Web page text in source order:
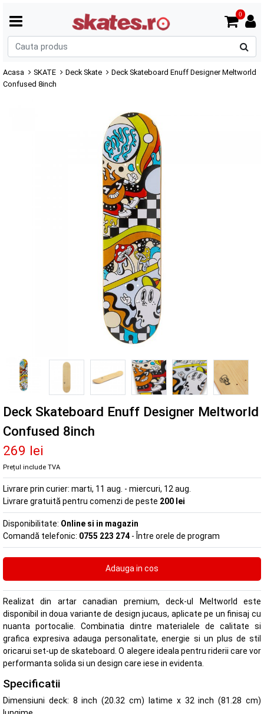
0
Acasa SKATE Deck Skate
Deck Skateboard Enuff Designer Meltworld
Confused 8inch
Deck Skateboard Enuff Designer Meltworld
Confused 8inch
269 lei
Prețul include TVA
Livrare prin curier: marti, 11 aug. - miercuri, 12 aug.
Livrare gratuită pentru comenzi de peste 200 lei
Disponibilitate: Online si in magazin
Comandă telefonic: 0755 223 274 - Între orele de program
Realizat din artar canadian premium, deck-ul Meltworld este
disponibil in doua variante de design jucaus, aplicate pe un finisaj cu
nuanta portocalie. Combinatia dintre materialele de calitate si
grafica expresiva adauga personalitate, energie si un plus de stil
oricarui set-up de skateboard. O alegere ideala pentru riderii care vor
performanta solida si un design care iese in evidenta.
Specificatii
Dimensiuni deck: 8 inch (20.32 cm) latime x 32 inch (81.28 cm)